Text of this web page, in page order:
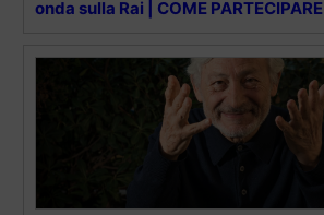
onda sulla Rai | COME PARTECIPARE